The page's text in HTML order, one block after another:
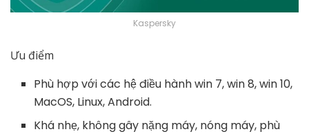
Kaspersky
Ưu điểm
Phù hợp với các hệ điều hành win 7, win 8, win 10,
MacOS, Linux, Android.
Khá nhẹ, không gây nặng máy, nóng máy, phù